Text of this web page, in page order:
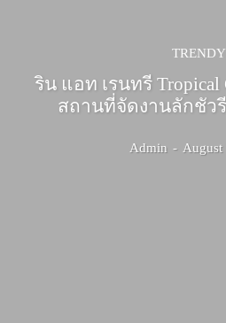
TRENDY
ริน แอท เรนทรี Tropical
สถานที่จัดงานลักชัว
Admin - August